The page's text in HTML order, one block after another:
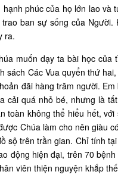
phúc của họ lớn lao
ban sự sống của
ra.
muốn dạy ta bài học
sách Các Vua quyển thứ
đãi hàng trăm người.
cải quá nhỏ bé, nhưng là
toàn không thể hiểu hết,
Chúa làm cho nên giàu
sộ trên trần gian. Chỉ tính
động hiện đại, trên 70
viên thiện nguyện khắp